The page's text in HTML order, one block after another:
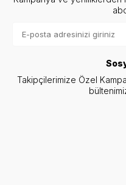
Takipçilerimize Özel